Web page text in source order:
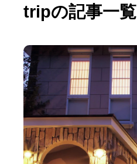
tripの記事一覧